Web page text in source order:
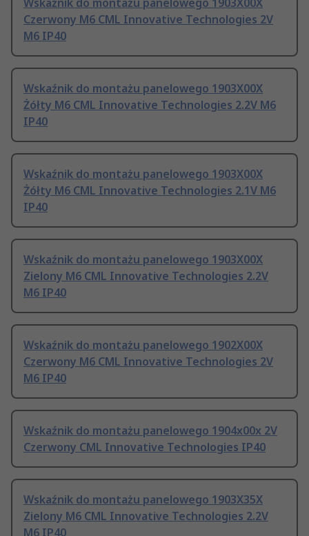
Wskaźnik do montażu panelowego 1903X00X
Czerwony M6 CML Innovative Technologies 2V
M6 IP40
Wskaźnik do montażu panelowego 1903X00X
Żółty M6 CML Innovative Technologies 2.2V M6
IP40
Wskaźnik do montażu panelowego 1903X00X
Żółty M6 CML Innovative Technologies 2.1V M6
IP40
Wskaźnik do montażu panelowego 1903X00X
Zielony M6 CML Innovative Technologies 2.2V
M6 IP40
Wskaźnik do montażu panelowego 1902X00X
Czerwony M6 CML Innovative Technologies 2V
M6 IP40
Wskaźnik do montażu panelowego 1904x00x 2V
Czerwony CML Innovative Technologies IP40
Wskaźnik do montażu panelowego 1903X35X
Zielony M6 CML Innovative Technologies 2.2V
M6 IP40